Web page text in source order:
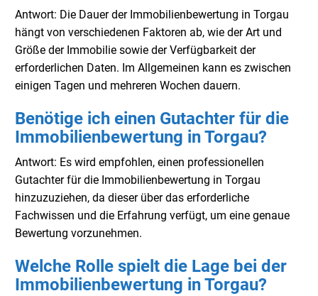
Antwort: Die Dauer der Immobilienbewertung in Torgau
hängt von verschiedenen Faktoren ab, wie der Art und
Größe der Immobilie sowie der Verfügbarkeit der
erforderlichen Daten. Im Allgemeinen kann es zwischen
einigen Tagen und mehreren Wochen dauern.
Benötige ich einen Gutachter für die
Immobilienbewertung in Torgau?
Antwort: Es wird empfohlen, einen professionellen
Gutachter für die Immobilienbewertung in Torgau
hinzuzuziehen, da dieser über das erforderliche
Fachwissen und die Erfahrung verfügt, um eine genaue
Bewertung vorzunehmen.
Welche Rolle spielt die Lage bei der
Immobilienbewertung in Torgau?